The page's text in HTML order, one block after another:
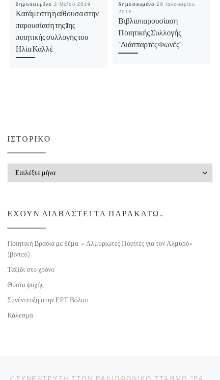
δημοσιευμένο 2 Μαΐου 2019
Κατάμεστη η αίθουσα στην
παρουσίαση της 3ης
ποιητικής συλλογής του
Ηλία Καλλέ
δημοσιευμένο 26 Ιανουαρίου
2019
Βιβλιοπαρουσίαση
Ποιητικής Συλλογής
“Διάσπαρτες Φωνές”
ΙΣΤΟΡΙΚΌ
ΈΧΟΥΝ ΔΙΑΒΑΣΤΕΊ ΤΑ ΠΑΡΑΚΆΤΩ…
Ποιητική Βραδιά με θέμα: « Αλμυριώτες Ποιητές για τον Αλμυρό»
(βίντεο)
Ταξίδι στο χρόνο
Θυσία ψυχής
Συνέντευξη στην ΕΡΤ Βόλου
Κάλεσμα
Πλοήγηση δημοσιεύσεων